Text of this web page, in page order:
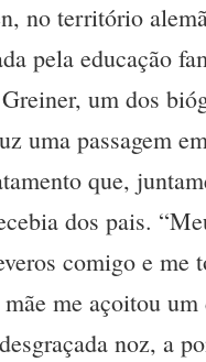
no território
pela educação
um dos
uma passagem
que,
dos pais.
comigo e me
me açoitou um
noz, a